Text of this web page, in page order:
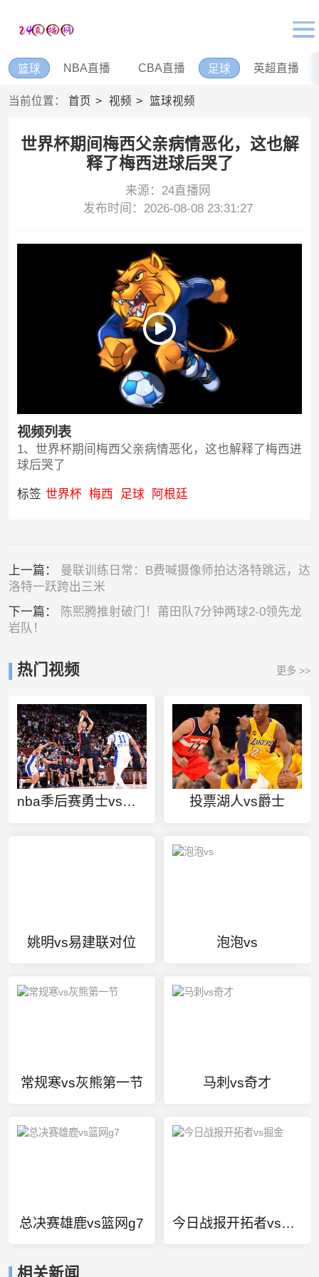
篮球 NBA直播 CBA直播 足球 英超直播
当前位置： 首页 视频 篮球视频
世界杯期间梅西父亲病情恶化，这也解
释了梅西进球后哭了
来源：24直播网
发布时间：2026-08-08 23:31:27
视频列表
1、世界杯期间梅西父亲病情恶化，这也解释了梅西进
球后哭了
标签 世界杯 梅西 足球 阿根廷
上一篇： 曼联训练日常：B费喊摄像师拍达洛特跳远，达
洛特一跃跨出三米
下一篇：
陈熙腾推射破门！莆田队7分钟两球2-0领先龙
岩队！
热门视频 更多 >>
nba季后赛勇士vs快船录像回放 投票湖人vs爵士
姚明vs易建联对位 泡泡vs
常规寒vs灰熊第一节 马刺vs奇才
总决赛雄鹿vs篮网g7 今日战报开拓者vs掘金